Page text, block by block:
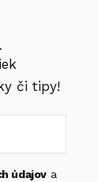
či tipy!
údajova